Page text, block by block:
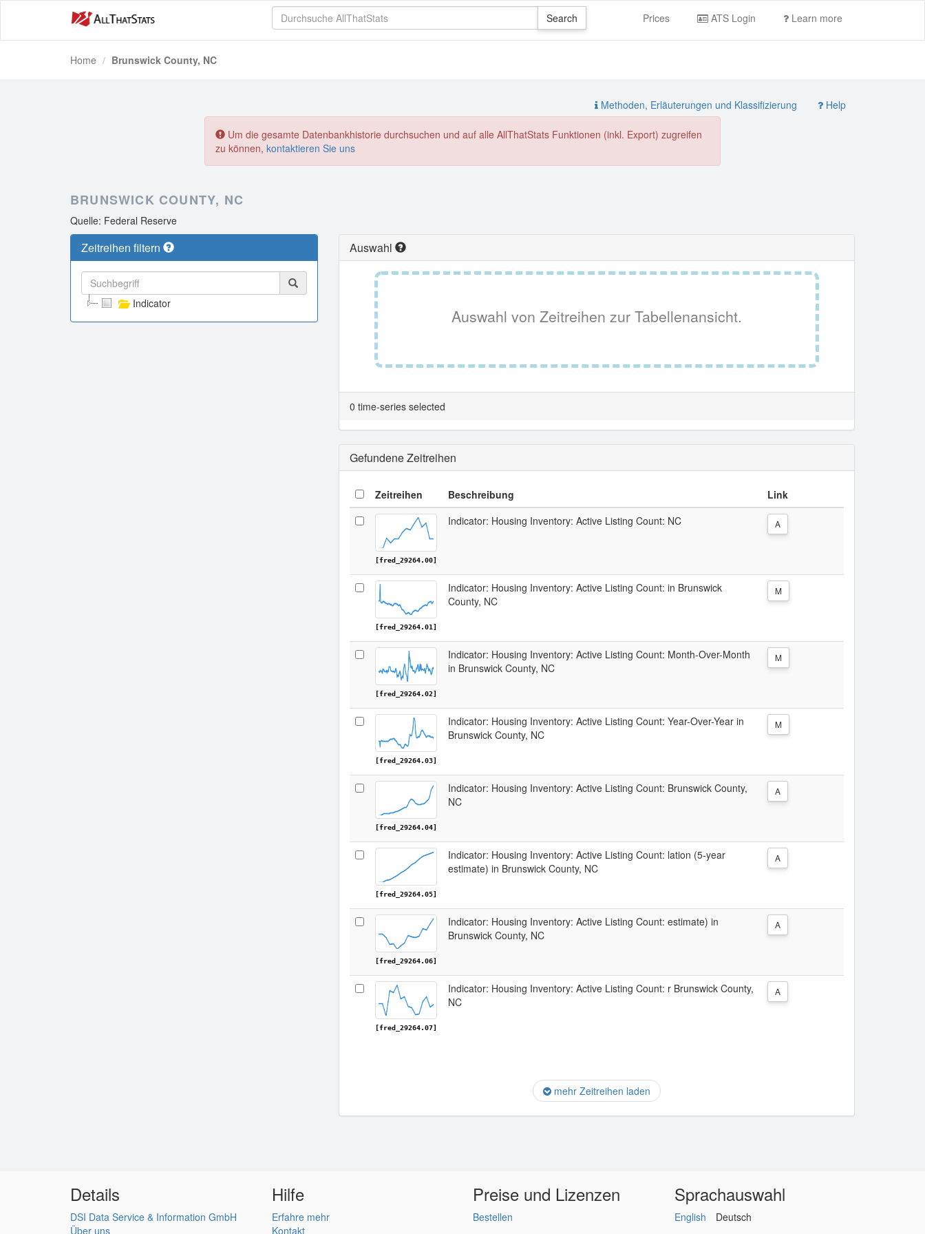
Prices ATS Login Learn more
Home Brunswick County, NC
Methoden, Erläuterungen und Klassifizierung Help
Um die gesamte Datenbankhistorie durchsuchen und auf alle AllThatStats Funktionen (inkl. Export) zugreifen
zu können, kontaktieren Sie uns
BRUNSWICK COUNTY, NC
Quelle: Federal Reserve
Zeitreihen filtern
Indicator
Auswahl
Auswahl von Zeitreihen zur Tabellenansicht.
0 time-series selected
Gefundene Zeitreihen
Zeitreihen Beschreibung Link
[fred_29264.00]
Indicator: Housing Inventory: Active Listing Count: NC A
[fred_29264.01]
Indicator: Housing Inventory: Active Listing Count: in Brunswick
County, NC
M
[fred_29264.02]
Indicator: Housing Inventory: Active Listing Count: Month-Over-Month
in Brunswick County, NC
M
[fred_29264.03]
Indicator: Housing Inventory: Active Listing Count: Year-Over-Year in
Brunswick County, NC
M
[fred_29264.04]
Indicator: Housing Inventory: Active Listing Count: Brunswick County,
NC
A
[fred_29264.05]
Indicator: Housing Inventory: Active Listing Count: lation (5-year
estimate) in Brunswick County, NC
A
[fred_29264.06]
Indicator: Housing Inventory: Active Listing Count: estimate) in
Brunswick County, NC
A
[fred_29264.07]
Indicator: Housing Inventory: Active Listing Count: r Brunswick County,
NC
A
mehr Zeitreihen laden
Details
DSI Data Service & Information GmbH
Über uns
Hilfe
Erfahre mehr
Kontakt
Preise und Lizenzen
Bestellen
Sprachauswahl
English Deutsch